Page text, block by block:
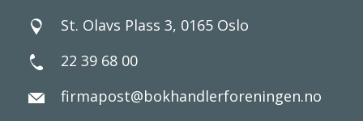
St. Olavs Plass 3, 0165 Oslo
22 39 68 00
firmapost@bokhandlerforeningen.no